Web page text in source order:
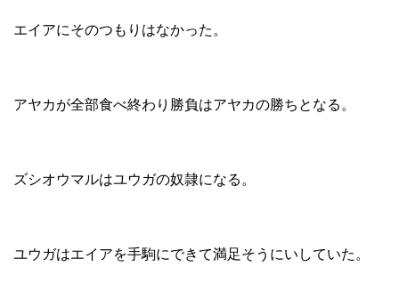
エイアにそのつもりはなかった。
アヤカが全部食べ終わり勝負はアヤカの勝ちとなる。
ズシオウマルはユウガの奴隷になる。
ユウガはエイアを手駒にできて満足そうにいしていた。